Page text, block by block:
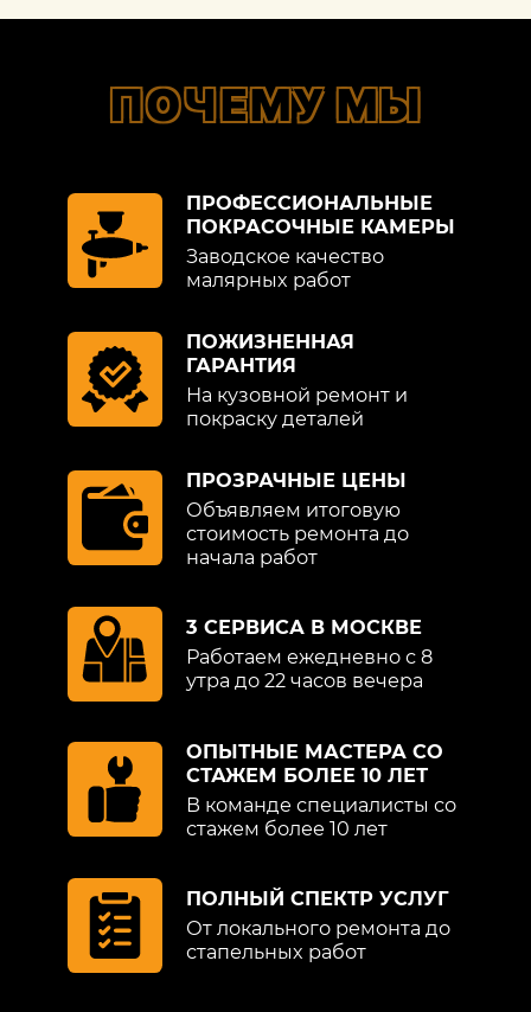
ПОЧЕМУ МЫ
ПРОФЕССИОНАЛЬНЫЕ
ПОКРАСОЧНЫЕ КАМЕРЫ
Заводское качество
малярных работ
ПОЖИЗНЕННАЯ
ГАРАНТИЯ
На кузовной ремонт и
покраску деталей
ПРОЗРАЧНЫЕ ЦЕНЫ
Объявляем итоговую
стоимость ремонта до
начала работ
3 СЕРВИСА В МОСКВЕ
Работаем ежедневно с 8
утра до 22 часов вечера
ОПЫТНЫЕ МАСТЕРА СО
СТАЖЕМ БОЛЕЕ 10 ЛЕТ
В команде специалисты со
стажем более 10 лет
ПОЛНЫЙ СПЕКТР УСЛУГ
От локального ремонта до
стапельных работ